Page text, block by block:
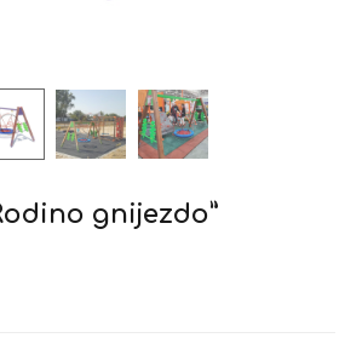
gnijezdo”